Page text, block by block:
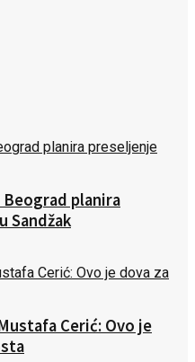
planira
Sandžak
Cerić: Ovo je